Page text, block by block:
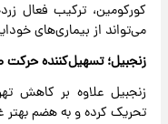
کورکومین، ترکیب فعال
می‌تواند از بیماری‌های
زنجبیل؛ تسهیل‌کننده حرکت
زنجبیل علاوه بر کاهش
تحریک کرده و به هضم